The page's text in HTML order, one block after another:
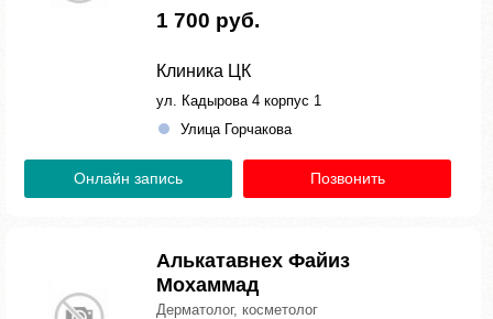
1 700 руб.
Клиника ЦК
ул. Кадырова 4 корпус 1
Улица Горчакова
Онлайн запись Позвонить
Алькатавнех Файиз
Мохаммад
Дерматолог, косметолог